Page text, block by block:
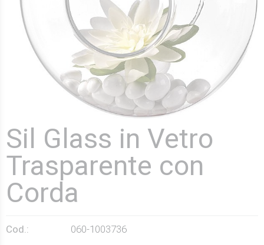
Sil Glass in Vetro
Trasparente con
Corda
Cod.: 060-1003736